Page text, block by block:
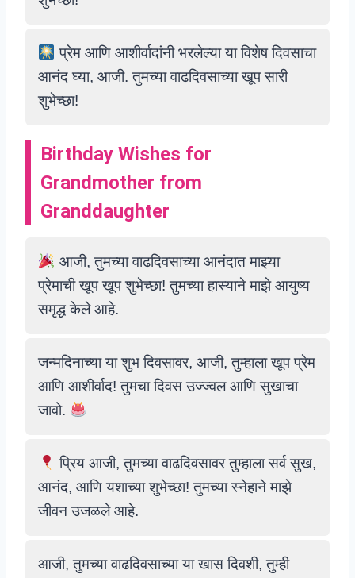
प्रेम आणि आशीर्वादांनी भरलेल्या या विशेष दिवसाचा
आनंद घ्या, आजी. तुमच्या वाढदिवसाच्या खूप सारी
शुभेच्छा!
Birthday Wishes for
Grandmother from
Granddaughter
आजी, तुमच्या वाढदिवसाच्या आनंदात माझ्या
प्रेमाची खूप खूप शुभेच्छा! तुमच्या हास्याने माझे आयुष्य
समृद्ध केले आहे.
जन्मदिनाच्या या शुभ दिवसावर, आजी, तुम्हाला खूप प्रेम
आणि आशीर्वाद! तुमचा दिवस उज्ज्वल आणि सुखाचा
जावो.
प्रिय आजी, तुमच्या वाढदिवसावर तुम्हाला सर्व सुख,
आनंद, आणि यशाच्या शुभेच्छा! तुमच्या स्नेहाने माझे
जीवन उजळले आहे.
आजी, तुमच्या वाढदिवसाच्या या खास दिवशी, तुम्ही